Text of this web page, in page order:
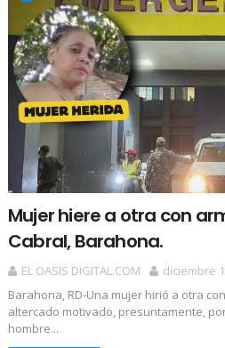
Mujer hiere a otra con
Cabral, Barahona.
EL OASIS DIGITAL.COM
diciembre
Barahona, RD-Una mujer hirió a otra
altercado motivado, presuntamente,
hombre...